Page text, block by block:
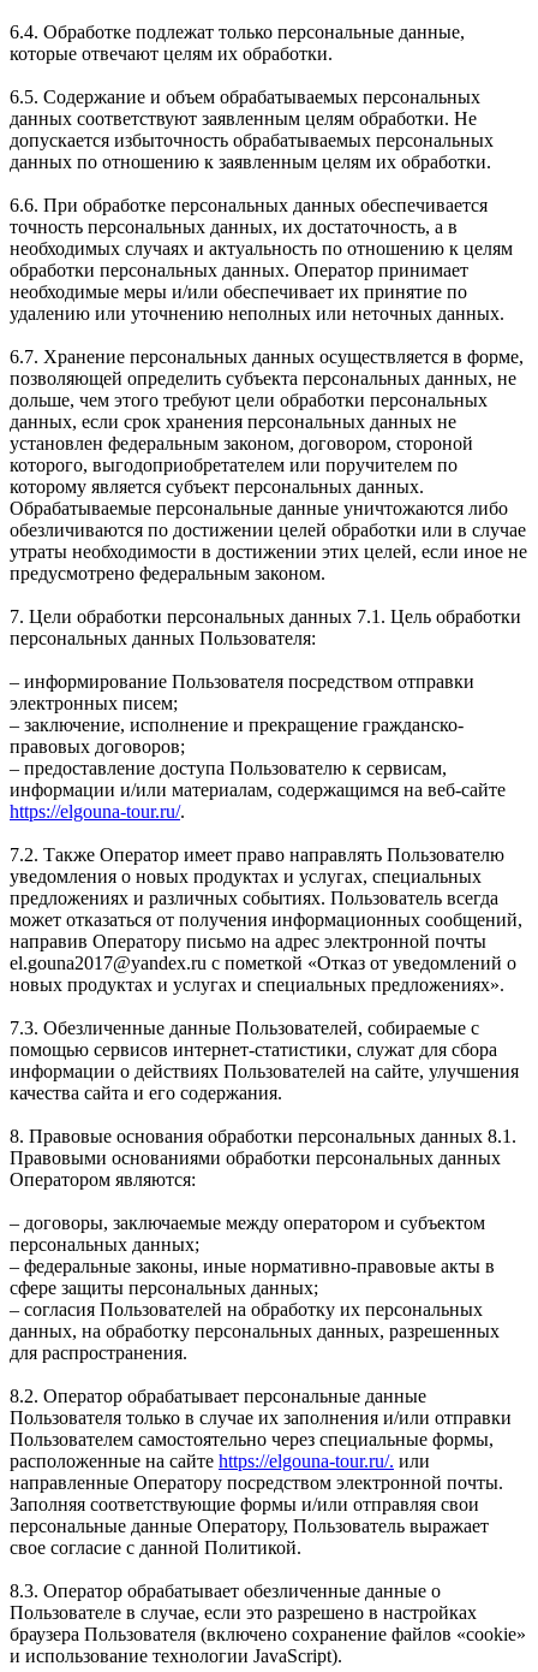
6.4. Обработке подлежат только персональные данные,
которые отвечают целям их обработки.
6.5. Содержание и объем обрабатываемых персональных
данных соответствуют заявленным целям обработки. Не
допускается избыточность обрабатываемых персональных
данных по отношению к заявленным целям их обработки.
6.6. При обработке персональных данных обеспечивается
точность персональных данных, их достаточность, а в
необходимых случаях и актуальность по отношению к целям
обработки персональных данных. Оператор принимает
необходимые меры и/или обеспечивает их принятие по
удалению или уточнению неполных или неточных данных.
6.7. Хранение персональных данных осуществляется в форме,
позволяющей определить субъекта персональных данных, не
дольше, чем этого требуют цели обработки персональных
данных, если срок хранения персональных данных не
установлен федеральным законом, договором, стороной
которого, выгодоприобретателем или поручителем по
которому является субъект персональных данных.
Обрабатываемые персональные данные уничтожаются либо
обезличиваются по достижении целей обработки или в случае
утраты необходимости в достижении этих целей, если иное не
предусмотрено федеральным законом.
7. Цели обработки персональных данных 7.1. Цель обработки
персональных данных Пользователя:
– информирование Пользователя посредством отправки
электронных писем;
– заключение, исполнение и прекращение гражданско-
правовых договоров;
– предоставление доступа Пользователю к сервисам,
информации и/или материалам, содержащимся на веб-сайте
https://elgouna-tour.ru/.
7.2. Также Оператор имеет право направлять Пользователю
уведомления о новых продуктах и услугах, специальных
предложениях и различных событиях. Пользователь всегда
может отказаться от получения информационных сообщений,
направив Оператору письмо на адрес электронной почты
el.gouna2017@yandex.ru с пометкой «Отказ от уведомлений о
новых продуктах и услугах и специальных предложениях».
7.3. Обезличенные данные Пользователей, собираемые с
помощью сервисов интернет-статистики, служат для сбора
информации о действиях Пользователей на сайте, улучшения
качества сайта и его содержания.
8. Правовые основания обработки персональных данных 8.1.
Правовыми основаниями обработки персональных данных
Оператором являются:
– договоры, заключаемые между оператором и субъектом
персональных данных;
– федеральные законы, иные нормативно-правовые акты в
сфере защиты персональных данных;
– согласия Пользователей на обработку их персональных
данных, на обработку персональных данных, разрешенных
для распространения.
8.2. Оператор обрабатывает персональные данные
Пользователя только в случае их заполнения и/или отправки
Пользователем самостоятельно через специальные формы,
расположенные на сайте https://elgouna-tour.ru/. или
направленные Оператору посредством электронной почты.
Заполняя соответствующие формы и/или отправляя свои
персональные данные Оператору, Пользователь выражает
свое согласие с данной Политикой.
8.3. Оператор обрабатывает обезличенные данные о
Пользователе в случае, если это разрешено в настройках
браузера Пользователя (включено сохранение файлов «cookie»
и использование технологии JavaScript).